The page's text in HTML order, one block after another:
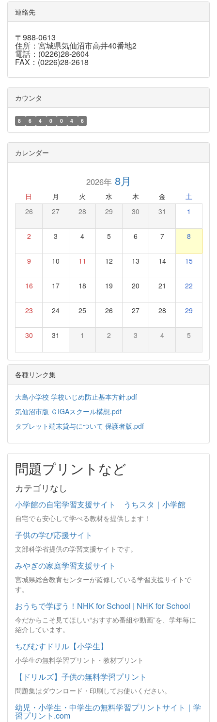
連絡先
〒988-0613
住所：宮城県気仙沼市高井40番地2
電話：(0226)28-2604
FAX：(0226)28-2618
カウンタ
8 6 4 0 0 4 6
カレンダー
2026年8月
日 月 火 水 木 金 土
26 27 28 29 30 31 1
2 3 4 5 6 7 8
9 10 11 12 13 14 15
16 17 18 19 20 21 22
23 24 25 26 27 28 29
30 31 1 2 3 4 5
各種リンク集
大島小学校 学校いじめ防止基本方針.pdf
気仙沼市版 ＧIGAスクール構想.pdf
タブレット端末貸与について 保護者版.pdf
問題プリントなど
カテゴリなし
小学館の自宅学習支援サイト うちスタ｜小学館
自宅でも安心して学べる教材を提供します！
子供の学び応援サイト
文部科学省提供の学習支援サイトです。
みやぎの家庭学習支援サイト
宮城県総合教育センターが監修している学習支援サイトで
す。
おうちで学ぼう！NHK for School | NHK for School
今だからこそ見てほしい“おすすめ番組や動画”を、学年毎に
紹介しています。
ちびむすドリル【小学生】
小学生の無料学習プリント・教材プリント
【ドリルズ】子供の無料学習プリント
問題集はダウンロード・印刷してお使いください。
幼児・小学生・中学生の無料学習プリントサイト｜学
習プリント.com